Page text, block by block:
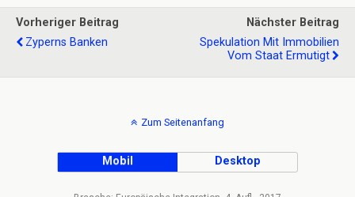
Vorheriger Beitrag
Zyperns Banken
Nächster Beitrag
Spekulation Mit Immobilien
Vom Staat Ermutigt
Zum Seitenanfang
Mobil Desktop